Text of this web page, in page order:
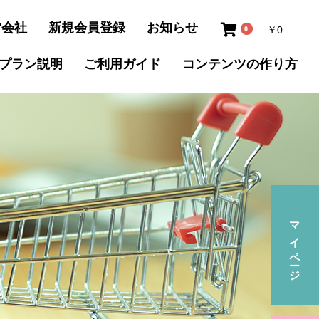
社 新規会員登録 お知らせ 0 ￥0
ラン説明 ご利用ガイド コンテンツの作り方
マイページ